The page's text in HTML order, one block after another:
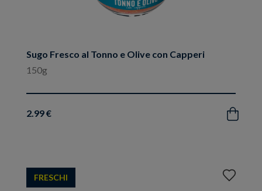
Sugo Fresco al Tonno e Olive con Capperi
150g
2.99 € Acquista
FRESCHI
Aggiungi